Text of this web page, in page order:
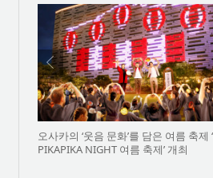
오사카의 ‘웃음 문화’를 담은 여름 축제
PIKAPIKA NIGHT 여름 축제’ 개최